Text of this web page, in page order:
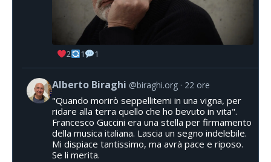
2 1 1
Alberto Biraghi @biraghi.org 22 ore
"Quando morirò seppellitemi in una vigna, per
ridare alla terra quello che ho bevuto in vita".
Francesco Guccini era una stella per firmamento
della musica italiana. Lascia un segno indelebile.
Mi dispiace tantissimo, ma avrà pace e riposo.
Se li merita.